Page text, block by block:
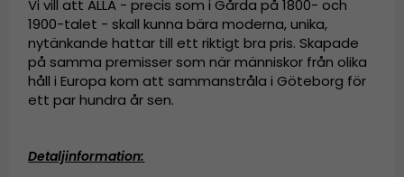
Vi vill att ALLA - precis som i Gårda på 1800- och
1900-talet - skall kunna bära moderna, unika,
nytänkande hattar till ett riktigt bra pris. Skapade
på samma premisser som när människor från olika
håll i Europa kom att sammanstråla i Göteborg för
ett par hundra år sen.
Detaljinformation: